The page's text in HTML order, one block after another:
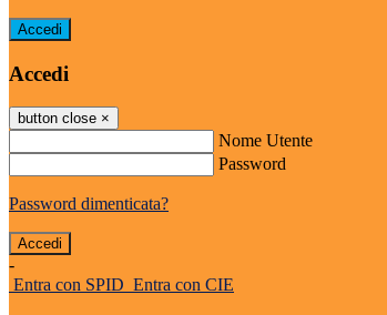
Accedi
Accedi
button close ×
Nome Utente
Password
Password dimenticata?
-
Entra con SPID Entra con CIE